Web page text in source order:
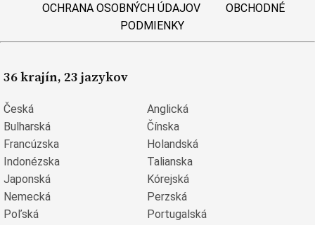
OCHRANA OSOBNÝCH ÚDAJOV
OBCHODNÉ
PODMIENKY
36 krajín, 23 jazykov
Česká
Anglická
Bulharská
Čínska
Francúzska
Holandská
Indonézska
Talianska
Japonská
Kórejská
Nemecká
Perzská
Poľská
Portugalská